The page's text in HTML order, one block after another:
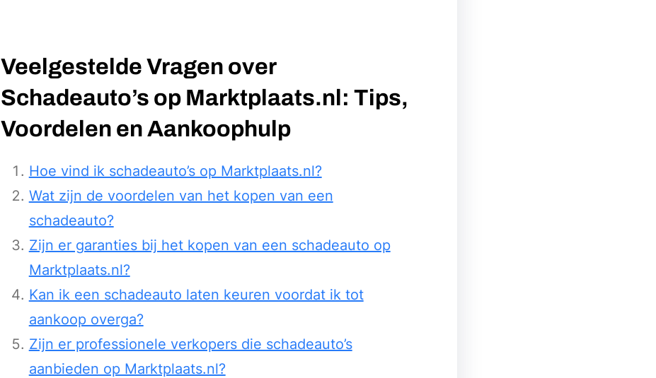
Veelgestelde Vragen over
Schadeauto’s op Marktplaats.nl: Tips,
Voordelen en Aankoophulp
Hoe vind ik schadeauto’s op Marktplaats.nl?
Wat zijn de voordelen van het kopen van een
schadeauto?
Zijn er garanties bij het kopen van een schadeauto op
Marktplaats.nl?
Kan ik een schadeauto laten keuren voordat ik tot
aankoop overga?
Zijn er professionele verkopers die schadeauto’s
aanbieden op Marktplaats.nl?